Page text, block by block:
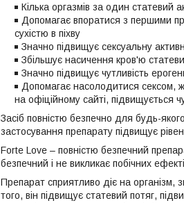
Кілька оргазмів за один статевий
Допомагає впоратися з першими
сухістю в піхву
Значно підвищує сексуальну
Збільшує насичення кров'ю
Значно підвищує чутливість
Допомагає насолодитися сексом,
на офіційному сайті, підвищується
Засіб повністю безпечно для будь-
застосування препарату підвищує
Forte Love – повністю безпечний
безпечний і не викликає побічних
Препарат сприятливо діє на організм,
того, він підвищує статевий потяг,